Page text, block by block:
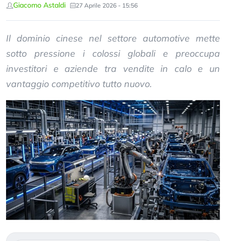
Giacomo Astaldi 27 Aprile 2026 - 15:56
Il dominio cinese nel settore automotive mette
sotto pressione i colossi globali e preoccupa
investitori e aziende tra vendite in calo e un
vantaggio competitivo tutto nuovo.